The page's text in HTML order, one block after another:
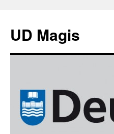
contenido
UD Magis